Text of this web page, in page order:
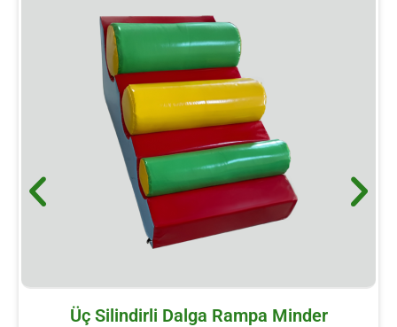
Üç Silindirli Dalga Rampa Minder